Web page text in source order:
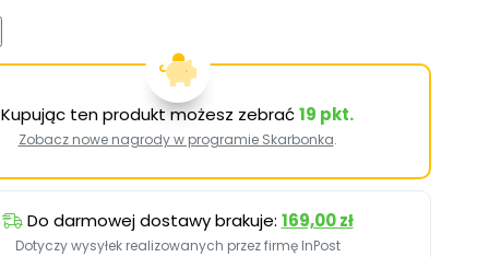
Kupując ten produkt możesz zebrać19 pkt.
Zobacz nowe nagrody w programie Skarbonka.
Do darmowej dostawy brakuje: 169,00 zł
Dotyczy wysyłek realizowanych przez firmę InPost